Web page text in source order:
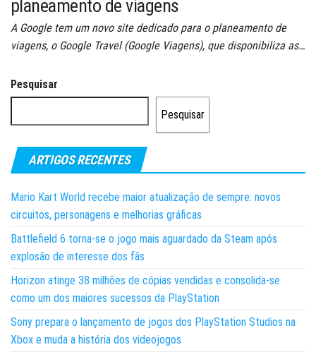
planeamento de viagens
A Google tem um novo site dedicado para o planeamento de
viagens, o Google Travel (Google Viagens), que disponibiliza as…
Pesquisar
Pesquisar
ARTIGOS RECENTES
Mario Kart World recebe maior atualização de sempre: novos
circuitos, personagens e melhorias gráficas
Battlefield 6 torna-se o jogo mais aguardado da Steam após
explosão de interesse dos fãs
Horizon atinge 38 milhões de cópias vendidas e consolida-se
como um dos maiores sucessos da PlayStation
Sony prepara o lançamento de jogos dos PlayStation Studios na
Xbox e muda a história dos videojogos